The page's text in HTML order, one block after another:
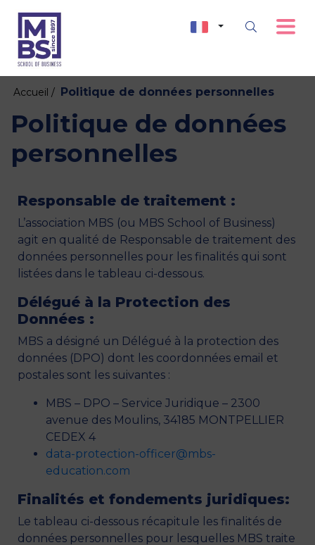
Accueil / Politique de données personnelles
Politique de données
personnelles
Responsable de traitement :
L’association MBS (ou MBS School of Business)
agit en qualité de Responsable de traitement des
données personnelles pour les finalités qui sont
listées dans le tableau ci-dessous.
Délégué à la Protection des
Données :
MBS a désigné un Délégué à la protection des
données (DPO) dont les coordonnées email et
postales sont les suivantes :
MBS – DPO – Service Juridique – 2300
avenue des Moulins, 34185 MONTPELLIER
CEDEX 4
data-protection-officer@mbs-
education.com
Finalités et fondements juridiques:
Le tableau ci-dessous récapitule les finalités de
données personnelles pour lesquelles MBS traite